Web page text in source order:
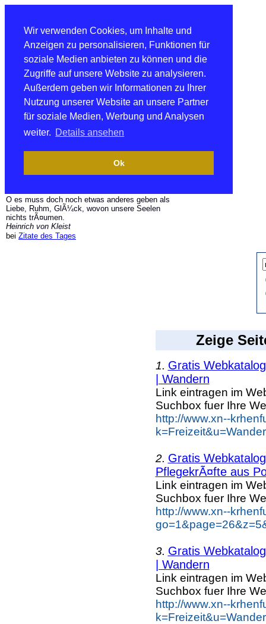
Wir verwenden Cookies, um Inhalte und
Anzeigen zu personalisieren, Funktionen für
soziale Medien anbieten zu können und die
Zugriffe auf unsere Website zu analysieren.
Außerdem geben wir Informationen zu Ihrer
Nutzung unserer Website an unsere Partner
für soziale Medien, Werbung und Analysen
weiter. Details ansehen
Ok
O es muss doch noch etwas anderes geben als
Liebe, Ruhm, GlÃ¼ck, wovon unsere Seelen
nichts trÃ¤umen.
Heinrich von Kleist
bei Zitate des Tages
Zeige
1. Gratis
| Wandern
Link eintragen im
Suchbox fuer Ihre
http://www.xn--
2. Gratis
PflegekrÃ¤fte aus
Link eintragen im
Suchbox fuer Ihre
http://www.xn--
3. Gratis
| Wandern
Link eintragen im
Suchbox fuer Ihre
http://www.xn--